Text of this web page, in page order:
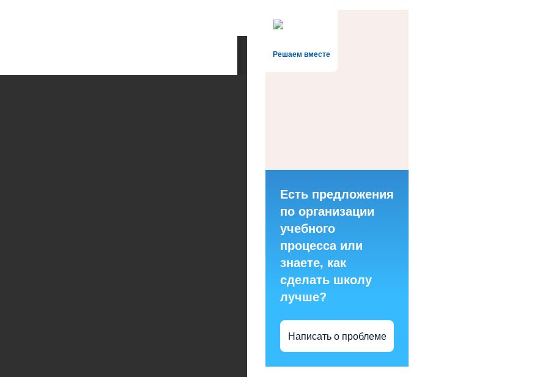
Решаем вместе
Есть предложения
по организации
учебного
процесса или
знаете, как
сделать школу
лучше?
Написать о проблеме